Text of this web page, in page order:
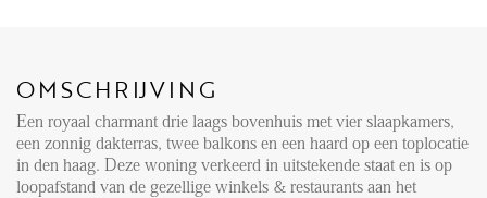
OMSCHRIJVING
Een royaal charmant drie laags bovenhuis met vier slaapkamers,
een zonnig dakterras, twee balkons en een haard op een toplocatie
in den haag. Deze woning verkeerd in uitstekende staat en is op
loopafstand van de gezellige winkels & restaurants aan het
OVER ONS
FAQ